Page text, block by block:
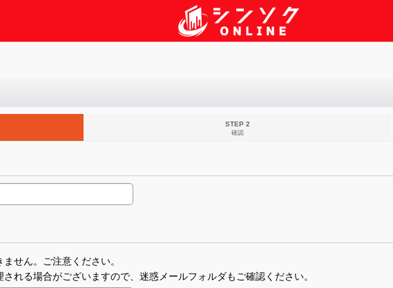
STEP 2
確認
せん。ご注意ください。
れる場合がございますので、迷惑メールフォルダもご確認ください。